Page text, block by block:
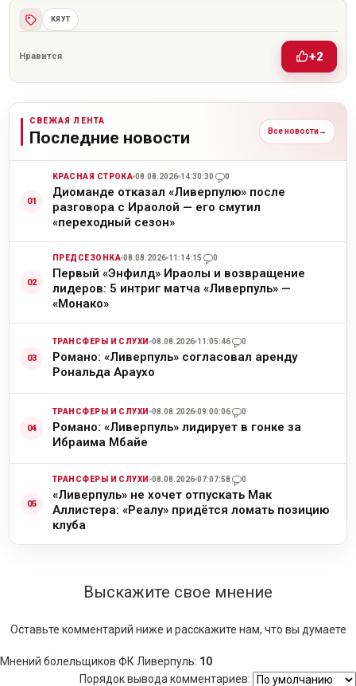
КЯУТ
Нравится +2
СВЕЖАЯ ЛЕНТА
Последние новости Все новости→
КРАСНАЯ СТРОКА 08.08.2026 14:30:30 0
Диоманде отказал «Ливерпулю» после
разговора с Ираолой — его смутил
«переходный сезон»
ПРЕДСЕЗОНКА 08.08.2026 11:14:15 0
Первый «Энфилд» Ираолы и возвращение
лидеров: 5 интриг матча «Ливерпуль» —
«Монако»
ТРАНСФЕРЫ И СЛУХИ 08.08.2026 11:05:46 0
Романо: «Ливерпуль» согласовал аренду
Рональда Араухо
ТРАНСФЕРЫ И СЛУХИ 08.08.2026 09:00:06 0
Романо: «Ливерпуль» лидирует в гонке за
Ибраима Мбайе
ТРАНСФЕРЫ И СЛУХИ 08.08.2026 07:07:58 0
«Ливерпуль» не хочет отпускать Мак
Аллистера: «Реалу» придётся ломать позицию
клуба
Выскажите свое мнение
Оставьте комментарий ниже и расскажите нам, что вы думаете
Мнений болельщиков ФК Ливерпуль: 10
Порядок вывода комментариев: